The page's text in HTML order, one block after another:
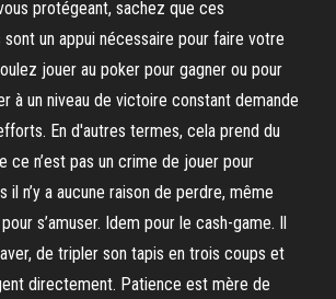
protégeant, sachez que ces
un appui nécessaire pour faire votre
jouer au poker pour gagner ou pour
à un niveau de victoire constant demande
En d'autres termes, cela prend du
ce n’est pas un crime de jouer pour
il n’y a aucune raison de perdre, même
s’amuser. Idem pour le cash-game. Il
de tripler son tapis en trois coups et
directement. Patience est mère de